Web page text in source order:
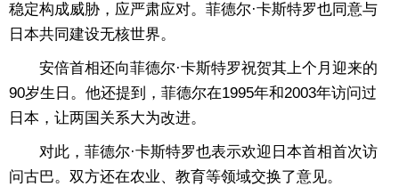
稳定构成威胁，应严肃应对。菲德尔·卡斯特罗也同意与
日本共同建设无核世界。
安倍首相还向菲德尔·卡斯特罗祝贺其上个月迎来的
90岁生日。他还提到，菲德尔在1995年和2003年访问过
日本，让两国关系大为改进。
对此，菲德尔·卡斯特罗也表示欢迎日本首相首次访
问古巴。双方还在农业、教育等领域交换了意见。